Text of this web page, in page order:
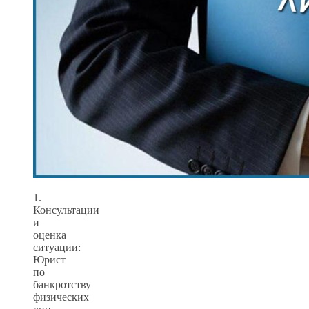
1.
Консультации
и
оценка
ситуации:
Юрист
по
банкротству
физических